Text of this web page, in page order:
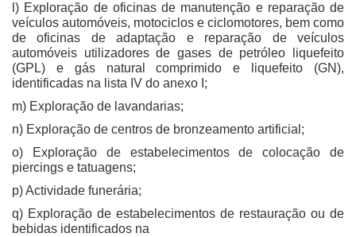
l) Exploração de oficinas de manutenção e reparação de
veículos automóveis, motociclos e ciclomotores, bem como
de oficinas de adaptação e reparação de veículos
automóveis utilizadores de gases de petróleo liquefeito
(GPL) e gás natural comprimido e liquefeito (GN),
identificadas na lista IV do anexo I;
m) Exploração de lavandarias;
n) Exploração de centros de bronzeamento artificial;
o) Exploração de estabelecimentos de colocação de
piercings e tatuagens;
p) Actividade funerária;
q) Exploração de estabelecimentos de restauração ou de
bebidas identificados na